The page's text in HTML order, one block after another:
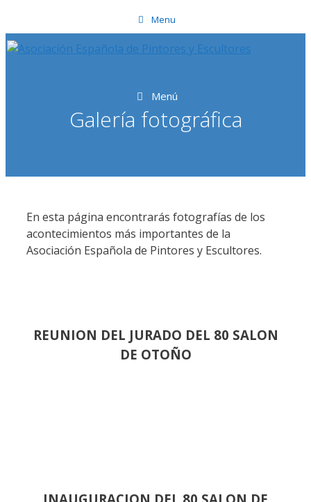
al
contenido
Menu
Menú
Galería fotográfica
En esta página encontrarás fotografías de los
acontecimientos más importantes de la
Asociación Española de Pintores y Escultores.
REUNION DEL JURADO DEL 80 SALON
DE OTOÑO